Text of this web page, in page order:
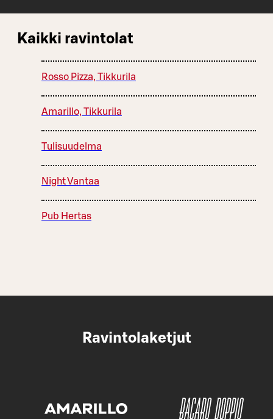
Kaikki ravintolat
Rosso Pizza, Tikkurila
Amarillo, Tikkurila
Tulisuudelma
Night Vantaa
Pub Hertas
Ravintolaketjut